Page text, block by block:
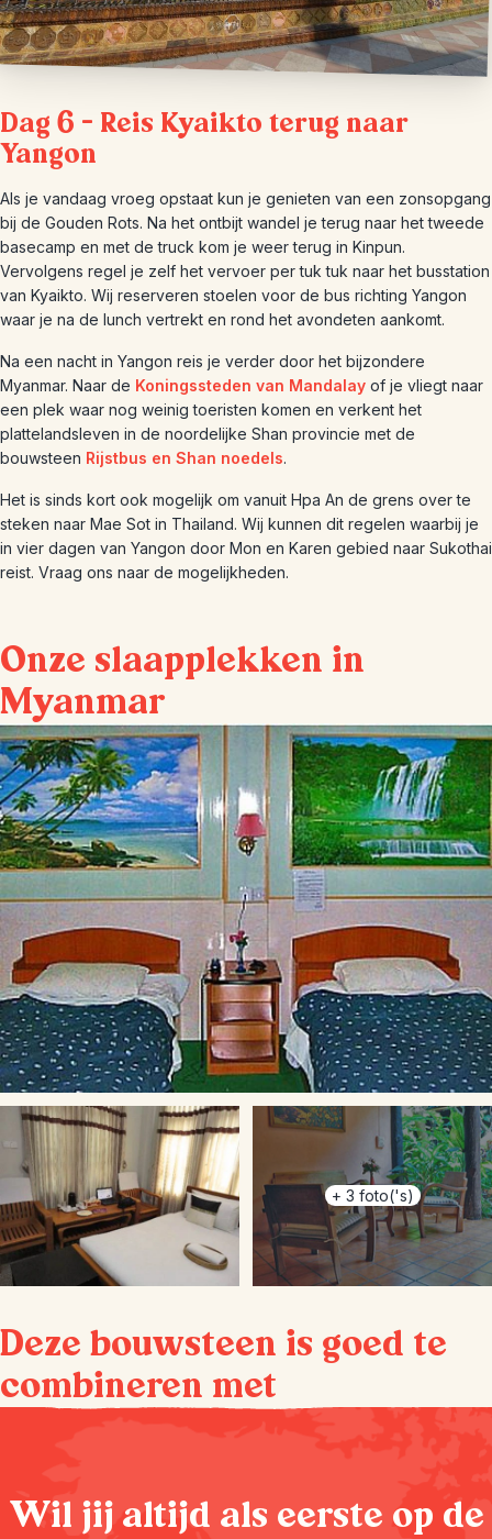
Dag 6 – Reis Kyaikto terug naar
Yangon
Als je vandaag vroeg opstaat kun je genieten van een zonsopgang
bij de Gouden Rots. Na het ontbijt wandel je terug naar het tweede
basecamp en met de truck kom je weer terug in Kinpun.
Vervolgens regel je zelf het vervoer per tuk tuk naar het busstation
van Kyaikto. Wij reserveren stoelen voor de bus richting Yangon
waar je na de lunch vertrekt en rond het avondeten aankomt.
Na een nacht in Yangon reis je verder door het bijzondere
Myanmar. Naar de Koningssteden van Mandalay of je vliegt naar
een plek waar nog weinig toeristen komen en verkent het
plattelandsleven in de noordelijke Shan provincie met de
bouwsteen Rijstbus en Shan noedels.
Het is sinds kort ook mogelijk om vanuit Hpa An de grens over te
steken naar Mae Sot in Thailand. Wij kunnen dit regelen waarbij je
in vier dagen van Yangon door Mon en Karen gebied naar Sukothai
reist. Vraag ons naar de mogelijkheden.
Onze slaapplekken in
Myanmar
+ 3 foto('s)
Deze bouwsteen is goed te
combineren met
Wil jij altijd als eerste op de